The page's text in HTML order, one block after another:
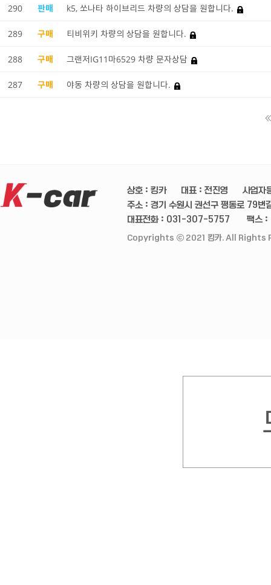
290 판매 k5, 쏘나타 하이브리드 차량의 상담을 원합니다.
289 구매 티비위키 차량의 상담을 원합니다.
288 구매 그랜저IG11마6529 차량 문자상담
287 구매 야동 차량의 상담을 원합니다.
상호 : 킹카 대표 : 전진영
사업자
주소 : 경기 수원시 권선구 평동로 79
대표전화 : 031-307-5757
팩스
Copyrights ⓒ 2021 킹카. All Rights